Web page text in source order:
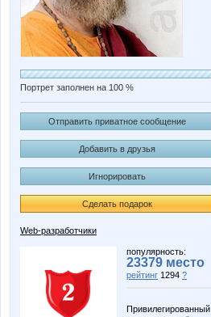
Портрет заполнен на 100 %
Отправить приватное сообщение
Добавить в друзья
Игнорировать
Сделать подарок
Web-разработчики
популярность:
23379 место
рейтинг 1294 ?
Привилегированный